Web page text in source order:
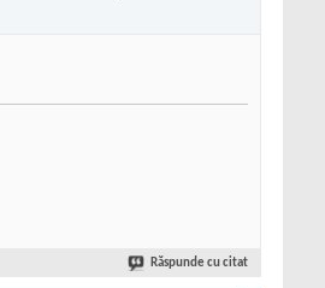
Răspunde cu citat